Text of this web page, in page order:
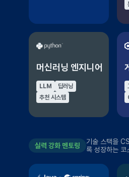
머신러닝 엔지니어
LLM
딥러닝
추천 시스템
실력 강화 멘토링
기술 스택을
록 성장하는 코